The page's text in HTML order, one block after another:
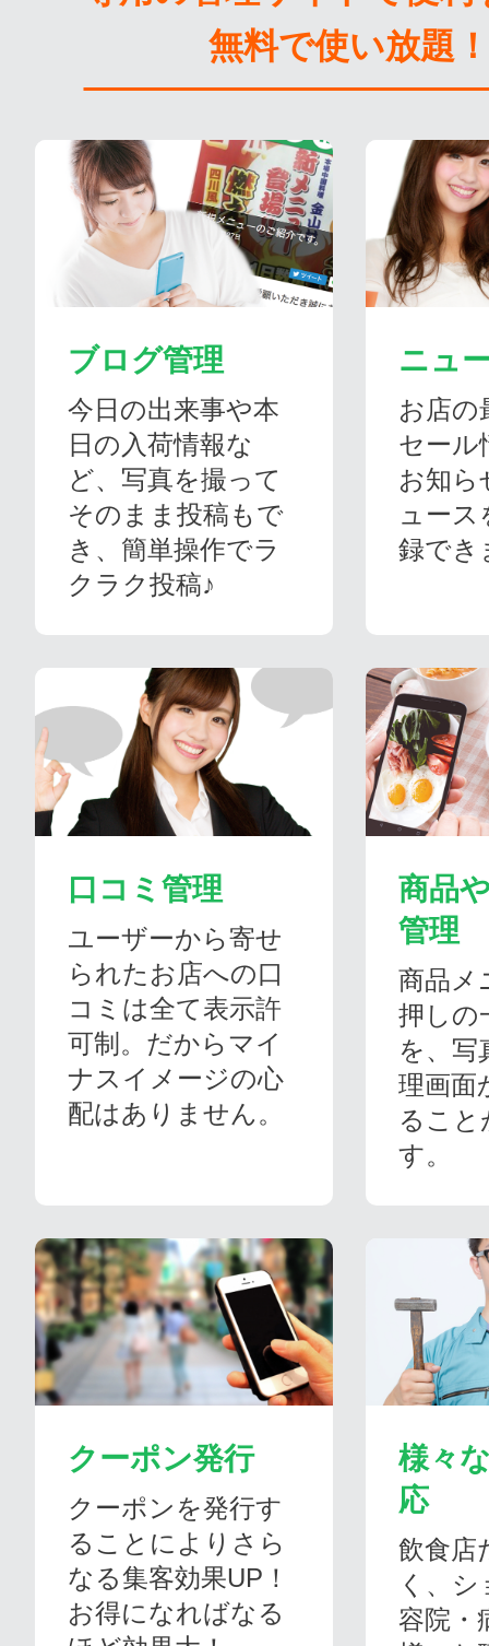
無料で使い放題！
ブログ管理
今日の出来事や本
日の入荷情報な
ど、写真を撮って
そのまま投稿もで
き、簡単操作でラ
クラク投稿♪
ニュ
お店の
セール
お知ら
ュー
録でき
口コミ管理
ユーザーから寄せ
られたお店への口
コミは全て表示許
可制。だからマイ
ナスイメージの心
配はありません。
商品
管理
商品メ
押しの
を、写
理画面
ること
す。
クーポン発行
クーポンを発行す
ることによりさら
なる集客効果UP！
お得になればなる
様々
応
飲食店
く、
容院・